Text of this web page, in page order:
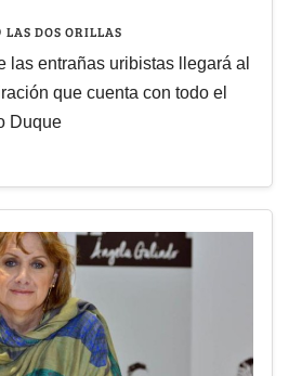
LAS DOS ORILLAS
las entrañas uribistas llegará al
que cuenta con todo el
Duque